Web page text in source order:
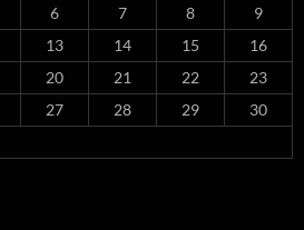
6 7 8
9
13 14 15
16
20 21 22
23
27 28 29
30